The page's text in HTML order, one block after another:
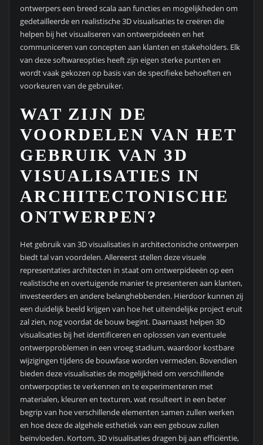
ontwerpers een breed scala aan functies en mogelijkheden om
gedetailleerde en realistische 3D visualisaties te creëren die
helpen bij het visualiseren van ontwerpideeën en het
communiceren van concepten aan klanten en stakeholders. Elk
van deze softwareopties heeft zijn eigen sterke punten en
wordt vaak gekozen op basis van de specifieke behoeften en
voorkeuren van de gebruiker.
WAT ZIJN DE
VOORDELEN VAN HET
GEBRUIK VAN 3D
VISUALISATIES IN
ARCHITECTONISCHE
ONTWERPEN?
Het gebruik van 3D visualisaties in architectonische ontwerpen
biedt tal van voordelen. Allereerst stellen deze visuele
representaties architecten in staat om ontwerpideeën op een
realistische en overtuigende manier te presenteren aan klanten,
investeerders en andere belanghebbenden. Hierdoor kunnen zij
een duidelijk beeld krijgen van hoe het uiteindelijke project eruit
zal zien, nog voordat de bouw begint. Daarnaast helpen 3D
visualisaties bij het identificeren en oplossen van eventuele
ontwerpproblemen in een vroeg stadium, waardoor kostbare
wijzigingen tijdens de bouwfase worden vermeden. Bovendien
bieden deze visualisaties de mogelijkheid om verschillende
ontwerpopties te verkennen en te experimenteren met
materialen, kleuren en texturen, wat resulteert in een beter
begrip van hoe verschillende elementen samen zullen werken
en hoe deze de algehele esthetiek van een gebouw zullen
beïnvloeden. Kortom, 3D visualisaties dragen bij aan efficiëntie,